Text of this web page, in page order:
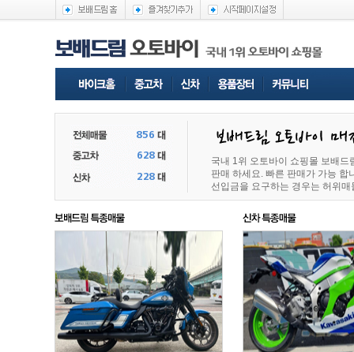
국내 1위 오토바이 쇼핑몰 보배
판매 하세요. 빠른 판매가 가능
선입금을 요구하는 경우는 허위